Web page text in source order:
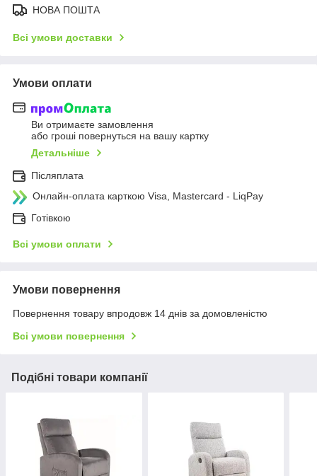
НОВА ПОШТА
Всі умови доставки
Умови оплати
Ви отримаєте замовлення
або гроші повернуться на вашу картку
Детальніше
Післяплата
Онлайн-оплата карткою Visa, Mastercard - LiqPay
Готівкою
Всі умови оплати
Умови повернення
Повернення товару впродовж 14 днів за домовленістю
Всі умови повернення
Подібні товари компанії